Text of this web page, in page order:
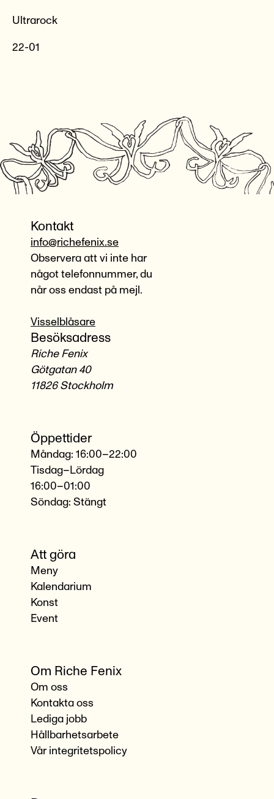
Ultrarock
22-01
Öppettider
Måndag: 16:00–22:00
Tisdag–Lördag
16:00–01:00
Söndag: Stängt
Att göra
Meny
Kalendarium
Konst
Event
Om Riche Fenix
Om oss
Kontakta oss
Lediga jobb
Hållbarhetsarbete
Vår integritetspolicy
Kontakt
info@richefenix.se
Observera att vi inte har
något telefonnummer, du
når oss endast på mejl.
Visselblåsare
Besöksadress
Riche Fenix
Götgatan 40
11826 Stockholm